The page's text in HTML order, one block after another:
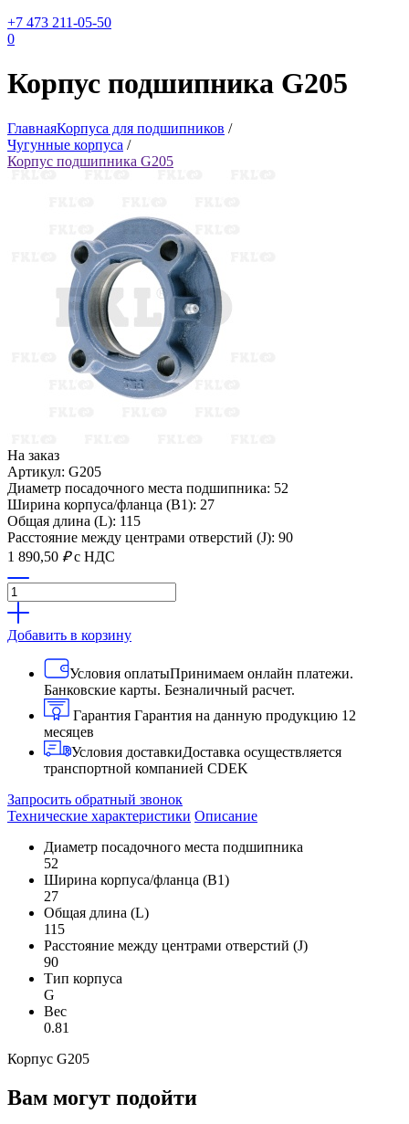
+7 473 211-05-50
0
Корпус подшипника G205
ГлавнаяКорпуса для подшипников /
Чугунные корпуса /
Корпус подшипника G205
На заказ
Артикул: G205
Диаметр посадочного места подшипника: 52
Ширина корпуса/фланца (B1): 27
Общая длина (L): 115
Расстояние между центрами отверстий (J): 90
1 890,50 ₽ с НДС
Добавить в корзину
Условия оплатыПринимаем онлайн платежи.
Банковские карты. Безналичный расчет.
Гарантия Гарантия на данную продукцию 12
месяцев
Условия доставкиДоставка осуществляется
транспортной компанией CDEK
Запросить обратный звонок
Технические характеристики Описание
Диаметр посадочного места подшипника
52
Ширина корпуса/фланца (B1)
27
Общая длина (L)
115
Расстояние между центрами отверстий (J)
90
Тип корпуса
G
Вес
0.81
Корпус G205
Вам могут подойти